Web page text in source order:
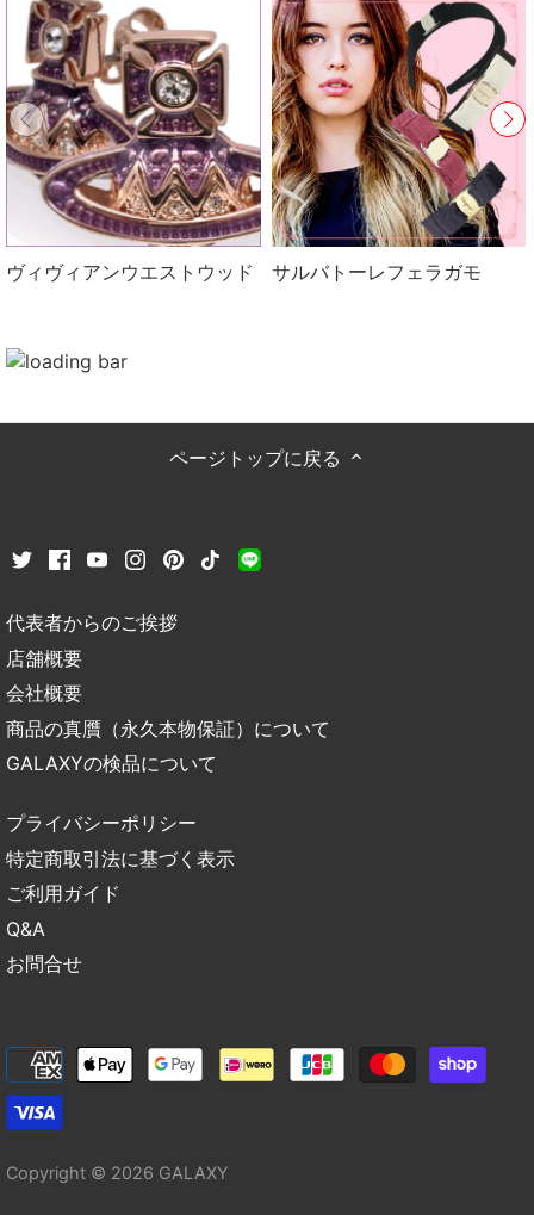
ヴィヴィアンウエストウッド サルバトーレフェラガモ
ページトップに戻る
代表者からのご挨拶
店舗概要
会社概要
商品の真贋（永久本物保証）について
GALAXYの検品について
プライバシーポリシー
特定商取引法に基づく表示
ご利用ガイド
Q&A
お問合せ
Copyright © 2026 GALAXY